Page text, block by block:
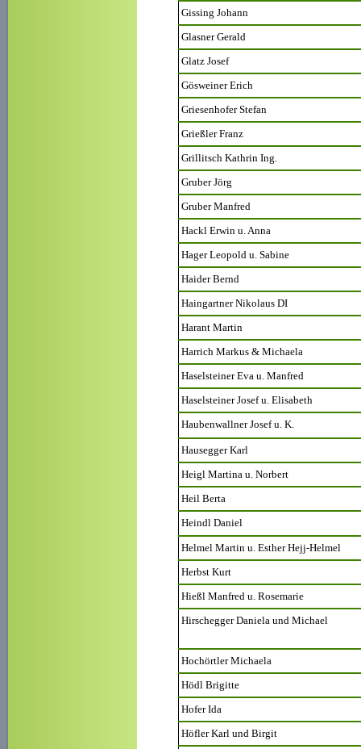
Gissing Johann
Glasner Gerald
Glatz Josef
Gösweiner Erich
Griesenhofer Stefan
Grießler Franz
Grillitsch Kathrin Ing.
Gruber Jörg
Gruber Manfred
Hackl Erwin u. Anna
Hager Leopold u. Sabine
Haider Bernd
Haingartner Nikolaus DI
Harant Martin
Harrich Markus & Michaela
Haselsteiner Eva u. Manfred
Haselsteiner Josef u. Elisabeth
Haubenwallner Josef u. K.
Hausegger Karl
Heigl Martina u. Norbert
Heil Berta
Heindl Daniel
Helmel Martin u. Esther Hejj-Helmel
Herbst Kurt
Hießl Manfred u. Rosemarie
Hirschegger Daniela und Michael
Hochörtler Michaela
Hödl Brigitte
Hofer Ida
Höfler Karl und Birgit